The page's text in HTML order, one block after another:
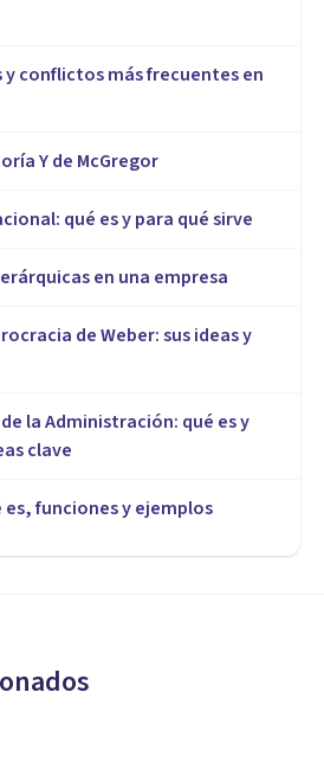
y conflictos más frecuentes en
Y de McGregor
qué es y para qué sirve
en una empresa
de Weber: sus ideas y
la Administración: qué es y
clave
funciones y ejemplos
trabajo y las